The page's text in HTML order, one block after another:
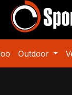
Outdoor